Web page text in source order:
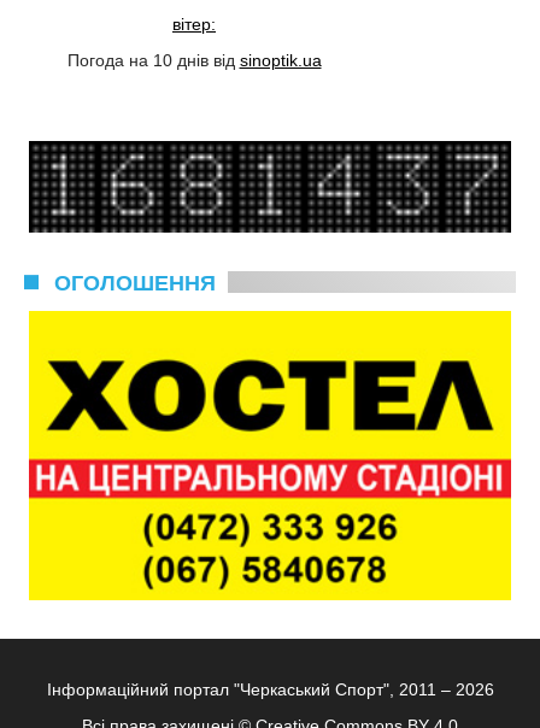
вітер:
Погода на 10 днів від sinoptik.ua
ОГОЛОШЕННЯ
Інформаційний портал "Черкаський Спорт", 2011 – 2026